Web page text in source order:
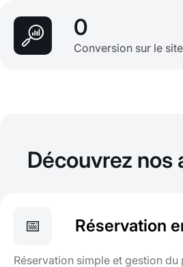
0
Conversion sur le site
Découvrez nos
📅 Réservation
Réservation simple et gestion